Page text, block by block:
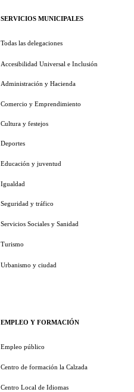
SERVICIOS MUNICIPALES
Todas las delegaciones
Accesibilidad Universal e Inclusión
Administración y Hacienda
Comercio y Emprendimiento
Cultura y festejos
Deportes
Educación y juventud
Igualdad
Seguridad y tráfico
Servicios Sociales y Sanidad
Turismo
Urbanismo y ciudad
EMPLEO Y FORMACIÓN
Empleo público
Centro de formación la Calzada
Centro Local de Idiomas